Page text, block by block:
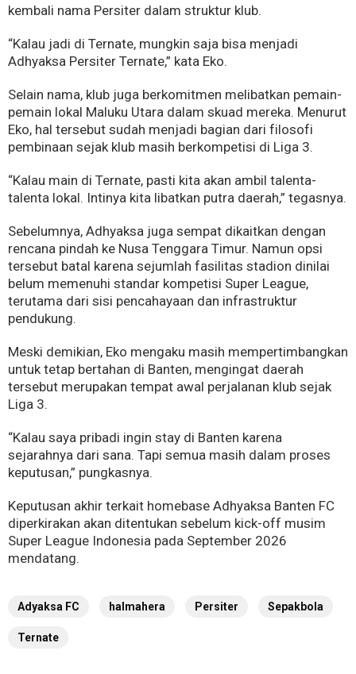
kembali nama Persiter dalam struktur klub.
“Kalau jadi di Ternate, mungkin saja bisa menjadi
Adhyaksa Persiter Ternate,” kata Eko.
Selain nama, klub juga berkomitmen melibatkan pemain-
pemain lokal Maluku Utara dalam skuad mereka. Menurut
Eko, hal tersebut sudah menjadi bagian dari filosofi
pembinaan sejak klub masih berkompetisi di Liga 3.
“Kalau main di Ternate, pasti kita akan ambil talenta-
talenta lokal. Intinya kita libatkan putra daerah,” tegasnya.
Sebelumnya, Adhyaksa juga sempat dikaitkan dengan
rencana pindah ke Nusa Tenggara Timur. Namun opsi
tersebut batal karena sejumlah fasilitas stadion dinilai
belum memenuhi standar kompetisi Super League,
terutama dari sisi pencahayaan dan infrastruktur
pendukung.
Meski demikian, Eko mengaku masih mempertimbangkan
untuk tetap bertahan di Banten, mengingat daerah
tersebut merupakan tempat awal perjalanan klub sejak
Liga 3.
“Kalau saya pribadi ingin stay di Banten karena
sejarahnya dari sana. Tapi semua masih dalam proses
keputusan,” pungkasnya.
Keputusan akhir terkait homebase Adhyaksa Banten FC
diperkirakan akan ditentukan sebelum kick-off musim
Super League Indonesia pada September 2026
mendatang.
Adyaksa FC halmahera Persiter Sepakbola
Ternate